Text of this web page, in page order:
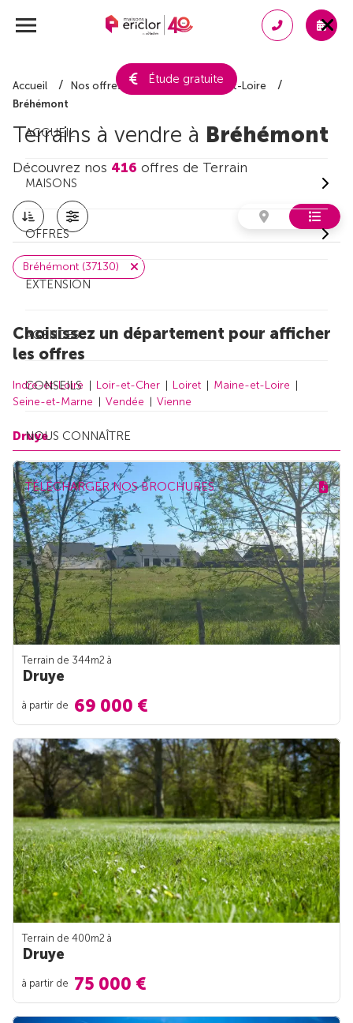
Étude gratuite
ACCUEIL
MAISONS
OFFRES
EXTENSION
AGENCES
CONSEILS
NOUS CONNAÎTRE
TÉLÉCHARGER NOS BROCHURES
Accueil Nos offres de terrain
Indre-et-Loire
Bréhémont
Terrains à vendre à Bréhémont
Découvrez nos 416 offres de Terrain
Bréhémont (37130)
Choisissez un département pour afficher
les offres
Indre-et-Loire Loir-et-Cher Loiret
Maine-et-Loire
Seine-et-Marne
Vendée Vienne
Druye
Terrain de 344m2 à
Druye
à partir de 69 000 €
Terrain de 400m2 à
Druye
à partir de 75 000 €